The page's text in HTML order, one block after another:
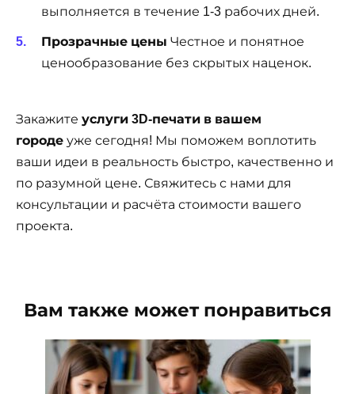
выполняется в течение 1-3 рабочих дней.
Прозрачные цены Честное и понятное
ценообразование без скрытых наценок.
Закажите услуги 3D-печати в вашем
городе уже сегодня! Мы поможем воплотить
ваши идеи в реальность быстро, качественно и
по разумной цене. Свяжитесь с нами для
консультации и расчёта стоимости вашего
проекта.
Вам также может понравиться